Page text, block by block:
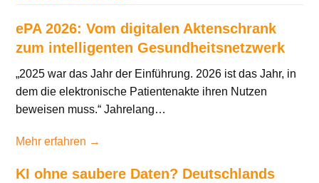
ePA 2026: Vom digitalen Aktenschrank
zum intelligenten Gesundheitsnetzwerk
„2025 war das Jahr der Einführung. 2026 ist das Jahr, in
dem die elektronische Patientenakte ihren Nutzen
beweisen muss.“ Jahrelang…
Mehr erfahren →
KI ohne saubere Daten? Deutschlands